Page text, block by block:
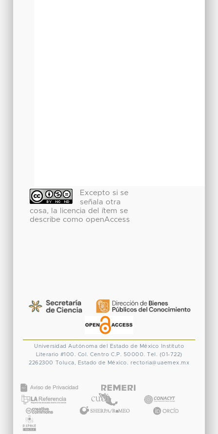
Excepto si se
señala otra
cosa, la licencia del ítem se
describe como openAccess
Universidad Autónoma del Estado de México
Instituto
Literario #100. Col. Centro C.P. 50000. Tel. (01-722)
2262300 Toluca, Estado de México. rectoria@uaemex.mx